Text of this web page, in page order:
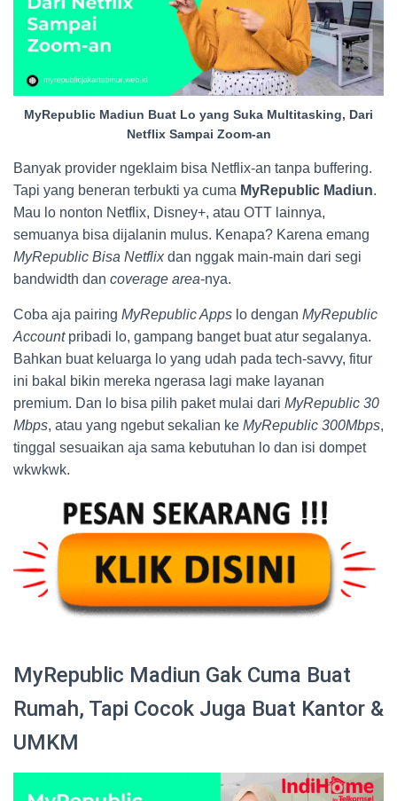
MyRepublic Madiun Buat Lo yang Suka Multitasking, Dari
Netflix Sampai Zoom-an
Banyak provider ngeklaim bisa Netflix-an tanpa buffering.
Tapi yang beneran terbukti ya cuma MyRepublic Madiun.
Mau lo nonton Netflix, Disney+, atau OTT lainnya,
semuanya bisa dijalanin mulus. Kenapa? Karena emang
MyRepublic Bisa Netflixdan nggak main-main dari segi
bandwidth dan coverage area-nya.
Coba aja pairing MyRepublic Apps lo dengan MyRepublic
Accountpribadi lo, gampang banget buat atur segalanya.
Bahkan buat keluarga lo yang udah pada tech-savvy, fitur
ini bakal bikin mereka ngerasa lagi make layanan
premium. Dan lo bisa pilih paket mulai dari MyRepublic 30
Mbps, atau yang ngebut sekalian ke MyRepublic 300Mbps,
tinggal sesuaikan aja sama kebutuhan lo dan isi dompet
wkwkwk.
MyRepublic Madiun Gak Cuma Buat
Rumah, Tapi Cocok Juga Buat Kantor &
UMKM